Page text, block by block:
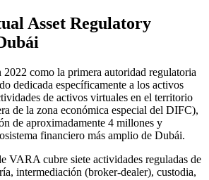
Asset Regulatory
como la primera autoridad regulatoria
dedicada específicamente a los activos
de activos virtuales en el territorio
de la zona económica especial del DIFC),
de aproximadamente 4 millones y
financiero más amplio de Dubái.
VARA cubre siete actividades reguladas de
intermediación (broker-dealer), custodia,